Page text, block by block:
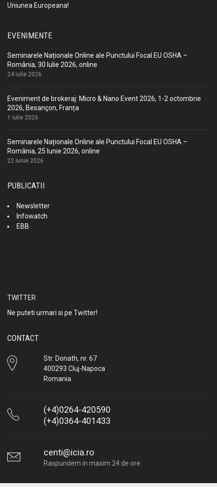
Uniunea Europeana!
EVENIMENTE
Seminarele Naționale Online ale Punctului Focal EU OSHA –
România, 30 Iulie 2026, online
24 iulie 2026
Eveniment de brokeraj: Micro & Nano Event 2026, 1-2 octombrie
2026, Besançon, Franța
1 iulie 2026
Seminarele Naționale Online ale Punctului Focal EU OSHA –
România, 25 Iunie 2026, online
22 iunie 2026
PUBLICATII
Newsletter
Infowatch
EBB
TWITTER
Ne puteti urmari si pe Twitter!
CONTACT
Str. Donath, nr. 67
400293 Cluj-Napoca
Romania
(+4)0264-420590
(+4)0364-401433
centi@icia.ro
Raspundem in maxim 24 de ore